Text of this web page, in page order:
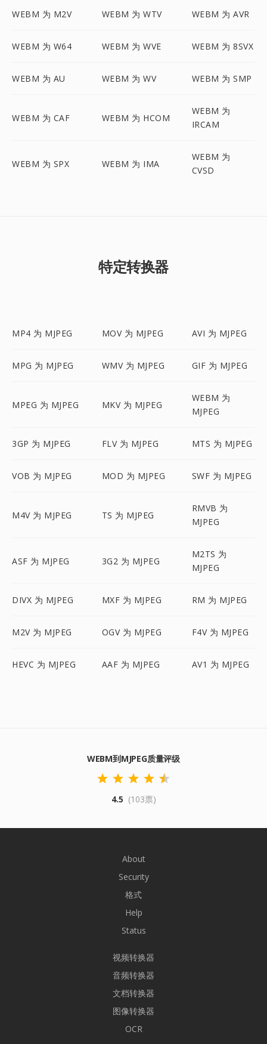
WEBM 为 M2V WEBM 为 WTV WEBM 为 AVR
WEBM 为 W64 WEBM 为 WVE WEBM 为 8SVX
WEBM 为 AU WEBM 为 WV WEBM 为 SMP
WEBM 为 CAF WEBM 为 HCOM
WEBM 为
IRCAM
WEBM 为 SPX WEBM 为 IMA
WEBM 为
CVSD
特定转换器
MP4 为 MJPEG MOV 为 MJPEG AVI 为 MJPEG
MPG 为 MJPEG WMV 为 MJPEG GIF 为 MJPEG
MPEG 为 MJPEG MKV 为 MJPEG
WEBM 为
MJPEG
3GP 为 MJPEG FLV 为 MJPEG MTS 为 MJPEG
VOB 为 MJPEG MOD 为 MJPEG SWF 为 MJPEG
M4V 为 MJPEG TS 为 MJPEG
RMVB 为
MJPEG
ASF 为 MJPEG 3G2 为 MJPEG
M2TS 为
MJPEG
DIVX 为 MJPEG MXF 为 MJPEG RM 为 MJPEG
M2V 为 MJPEG OGV 为 MJPEG F4V 为 MJPEG
HEVC 为 MJPEG AAF 为 MJPEG AV1 为 MJPEG
WEBM到MJPEG质量评级
4.5 (103票)
About
Security
格式
Help
Status
视频转换器
音频转换器
文档转换器
图像转换器
OCR